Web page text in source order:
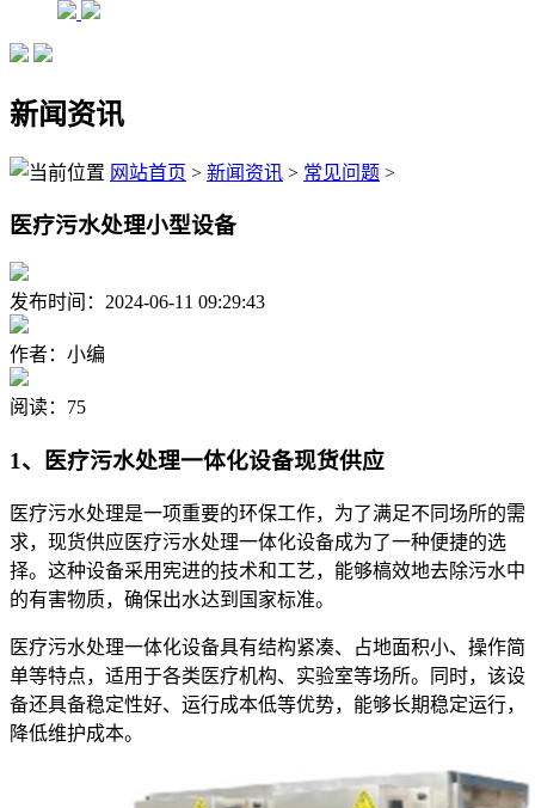
新闻资讯
网站首页 > 新闻资讯 > 常见问题 >
医疗污水处理小型设备
发布时间：2024-06-11 09:29:43
作者：小编
阅读：75
1、医疗污水处理一体化设备现货供应
医疗污水处理是一项重要的环保工作，为了满足不同场所的需
求，现货供应医疗污水处理一体化设备成为了一种便捷的选
择。这种设备采用宪进的技术和工艺，能够槁效地去除污水中
的有害物质，确保出水达到国家标准。
医疗污水处理一体化设备具有结构紧凑、占地面积小、操作简
单等特点，适用于各类医疗机构、实验室等场所。同时，该设
备还具备稳定性好、运行成本低等优势，能够长期稳定运行，
降低维护成本。